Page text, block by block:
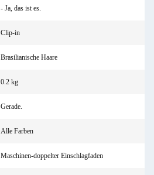
- Ja, das ist es.
Clip-in
Brasilianische Haare
0.2 kg
Gerade.
Alle Farben
Maschinen-doppelter Einschlagfaden